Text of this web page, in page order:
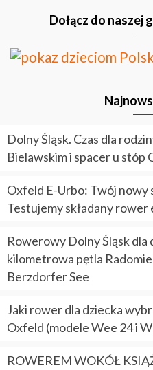
Dołącz do naszej
Dolny Śląsk. Czas dla
Bielawskim i spacer u stóp
Oxfeld E-Urbo: Twój nowy
Testujemy składany
Rowerowy Dolny Śląsk dla
kilometrowa pętla
Berzdorfer See
Jaki rower dla dziecka
Oxfeld (modele Wee 24 i
ROWEREM WOKÓŁ